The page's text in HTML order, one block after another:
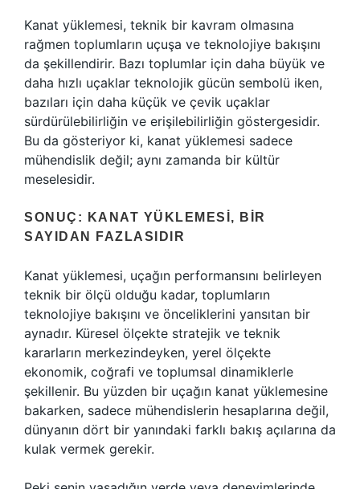
Kanat yüklemesi, teknik bir kavram olmasına
rağmen toplumların uçuşa ve teknolojiye bakışını
da şekillendirir. Bazı toplumlar için daha büyük ve
daha hızlı uçaklar teknolojik gücün sembolü iken,
bazıları için daha küçük ve çevik uçaklar
sürdürülebilirliğin ve erişilebilirliğin göstergesidir.
Bu da gösteriyor ki, kanat yüklemesi sadece
mühendislik değil; aynı zamanda bir kültür
meselesidir.
SONUÇ: KANAT YÜKLEMESI, BIR
SAYIDAN FAZLASIDIR
Kanat yüklemesi, uçağın performansını belirleyen
teknik bir ölçü olduğu kadar, toplumların
teknolojiye bakışını ve önceliklerini yansıtan bir
aynadır. Küresel ölçekte stratejik ve teknik
kararların merkezindeyken, yerel ölçekte
ekonomik, coğrafi ve toplumsal dinamiklerle
şekillenir. Bu yüzden bir uçağın kanat yüklemesine
bakarken, sadece mühendislerin hesaplarına değil,
dünyanın dört bir yanındaki farklı bakış açılarına da
kulak vermek gerekir.